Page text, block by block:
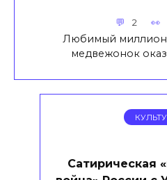
2
Любимый
медвежонок
Сатирическая